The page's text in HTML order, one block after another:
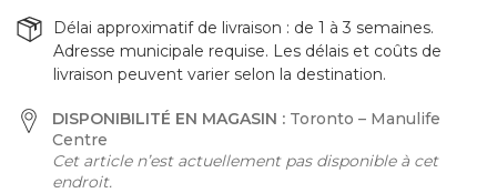
Délai approximatif de livraison : de 1 à 3 semaines.
Adresse municipale requise. Les délais et coûts de
livraison peuvent varier selon la destination.
DISPONIBILITÉ EN MAGASIN : Toronto – Manulife
Centre
Cet article n’est actuellement pas disponible à cet
endroit.